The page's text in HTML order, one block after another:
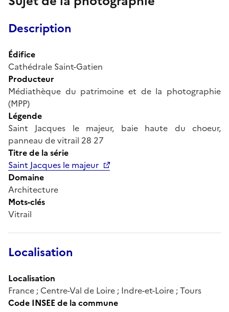
Description
Édifice
Cathédrale Saint-Gatien
Producteur
Médiathèque du patrimoine et de la photographie
(MPP)
Légende
Saint Jacques le majeur, baie haute du choeur,
panneau de vitrail 28 27
Titre de la série
Saint Jacques le majeur
Domaine
Architecture
Mots-clés
Vitrail
Localisation
Localisation
France ; Centre-Val de Loire ; Indre-et-Loire ; Tours
Code INSEE de la commune